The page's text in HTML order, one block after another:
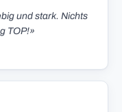
und stark. Nichts
TOP!»